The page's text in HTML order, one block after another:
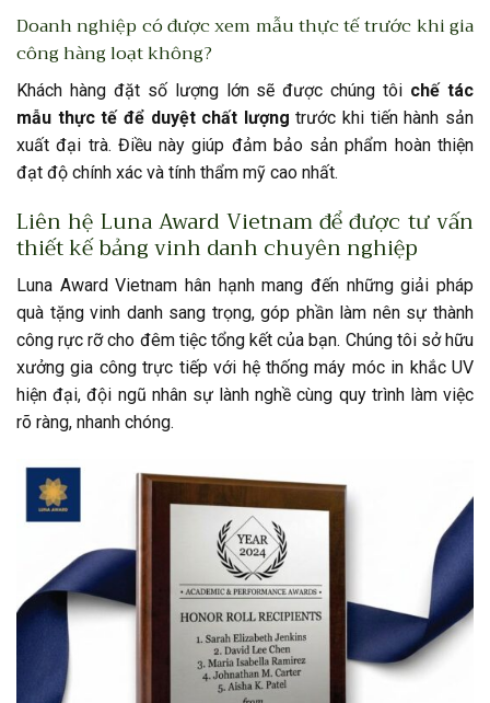
Doanh nghiệp có được xem mẫu thực tế trước khi gia
công hàng loạt không?
Khách hàng đặt số lượng lớn sẽ được chúng tôi chế tác
mẫu thực tế để duyệt chất lượng trước khi tiến hành sản
xuất đại trà. Điều này giúp đảm bảo sản phẩm hoàn thiện
đạt độ chính xác và tính thẩm mỹ cao nhất.
Liên hệ Luna Award Vietnam để được tư vấn
thiết kế bảng vinh danh chuyên nghiệp
Luna Award Vietnam hân hạnh mang đến những giải pháp
quà tặng vinh danh sang trọng, góp phần làm nên sự thành
công rực rỡ cho đêm tiệc tổng kết của bạn. Chúng tôi sở hữu
xưởng gia công trực tiếp với hệ thống máy móc in khắc UV
hiện đại, đội ngũ nhân sự lành nghề cùng quy trình làm việc
rõ ràng, nhanh chóng.